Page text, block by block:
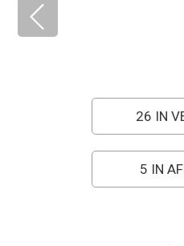
26 IN
5 IN